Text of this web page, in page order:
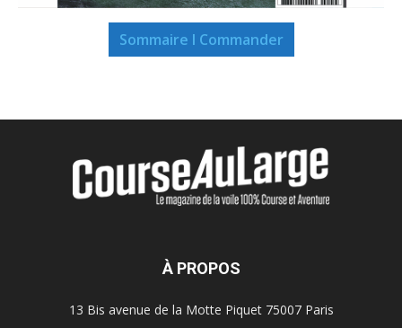
Sommaire I Commander
À PROPOS
13 Bis avenue de la Motte Piquet 75007 Paris